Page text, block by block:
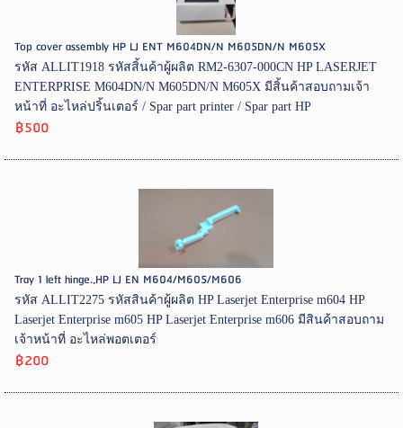
Top cover assembly HP LJ ENT M604DN/N M605DN/N M605X
รหัส ALLIT1918 รหัสสิ้นค้าผู้ผลิต RM2-6307-000CN HP LASERJET
ENTERPRISE M604DN/N M605DN/N M605X มีสิ้นค้าสอบถามเจ้า
หน้าที่ อะไหล่ปริ้นเตอร์ / Spar part printer / Spar part HP
฿500
Tray 1 left hinge.,HP LJ EN M604/M605/M606
รหัส ALLIT2275 รหัสสินค้าผู้ผลิต HP Laserjet Enterprise m604 HP
Laserjet Enterprise m605 HP Laserjet Enterprise m606 มีสินค้าสอบถาม
เจ้าหน้าที่ อะไหล่พอตเตอร์
฿200